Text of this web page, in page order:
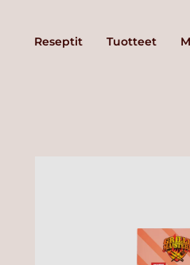
Reseptit Tuotteet